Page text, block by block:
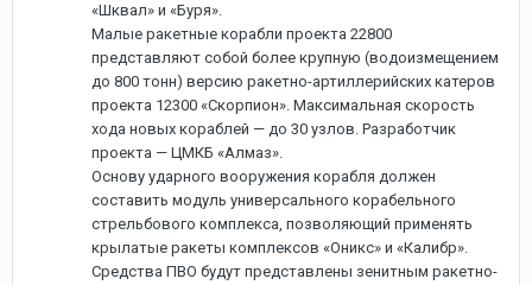
«Шквал» и «Буря».
Малые ракетные корабли проекта 22800
представляют собой более крупную (водоизмещением
до 800 тонн) версию ракетно-артиллерийских катеров
проекта 12300 «Скорпион». Максимальная скорость
хода новых кораблей — до 30 узлов. Разработчик
проекта — ЦМКБ «Алмаз».
Основу ударного вооружения корабля должен
составить модуль универсального корабельного
стрельбового комплекса, позволяющий применять
крылатые ракеты комплексов «Оникс» и «Калибр».
Средства ПВО будут представлены зенитным ракетно-